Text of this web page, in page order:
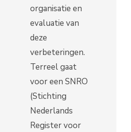
organisatie en
evaluatie van
deze
verbeteringen.
Terreel gaat
voor een SNRO
(Stichting
Nederlands
Register voor